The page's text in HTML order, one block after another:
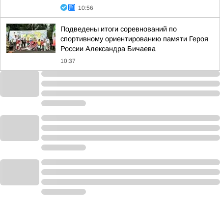
10:56
Подведены итоги соревнований по
спортивному ориентированию памяти Героя
России Александра Бичаева
10:37